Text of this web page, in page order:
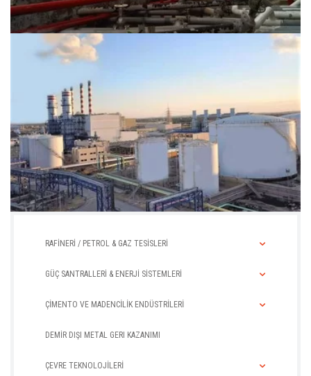
AĞIR AKARYAKIT
TANKI
RAFİNERİ / PETROL & GAZ TESİSLERİ
GÜÇ SANTRALLERİ & ENERJİ SİSTEMLERİ
ÇİMENTO VE MADENCİLİK ENDÜSTRİLERİ
DEMİR DIŞI METAL GERI KAZANIMI
ÇEVRE TEKNOLOJİLERİ